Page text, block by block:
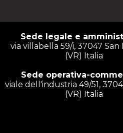
Sede legale e
via villabella 59/i, 37047 San
(VR) Italia
Sede operativa-
viale dell'industria 49/51,
(VR) Italia